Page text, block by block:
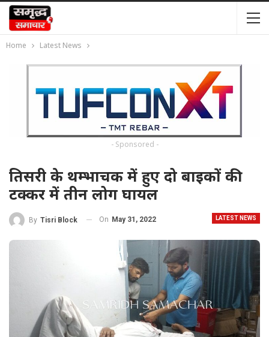
Home Latest News
- Sponsored -
तिसरी के थम्भाचक में हुए दो बाइकों की
टक्कर में तीन लोग घायल
LATEST NEWS
By Tisri Block On May 31, 2022